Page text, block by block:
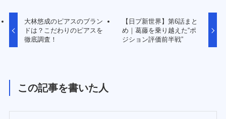
大林悠成のピアスのブラン
ドは？こだわりのピアスを
徹底調査！
【日プ新世界】第6話まと
め｜葛藤を乗り越えた“ポ
ジション評価前半戦”
この記事を書いた人